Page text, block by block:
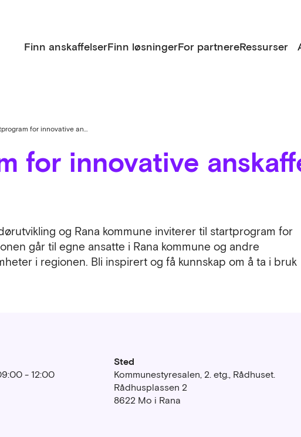
Finn anskaffelserFinn løsningerFor partnereRessurser
Startprogram for innovative anskaffelser Mo i Rana
for innovative
og Rana kommune inviterer til startprogram for
går til egne ansatte i Rana kommune og andre
i regionen. Bli inspirert og få kunnskap om å ta i bruk
- 12:00
Sted
Kommunestyresalen, 2. etg., Rådhuset.
Rådhusplassen 2
8622 Mo i Rana